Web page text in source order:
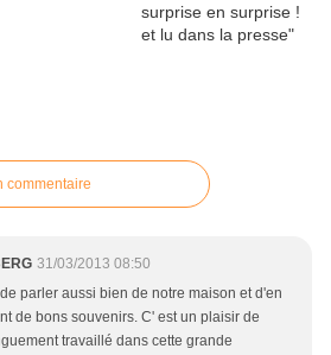
commentaire
31/03/2013 08:50
parler aussi bien de notre maison et d'en
de bons souvenirs. C' est un plaisir de
travaillé dans cette grande